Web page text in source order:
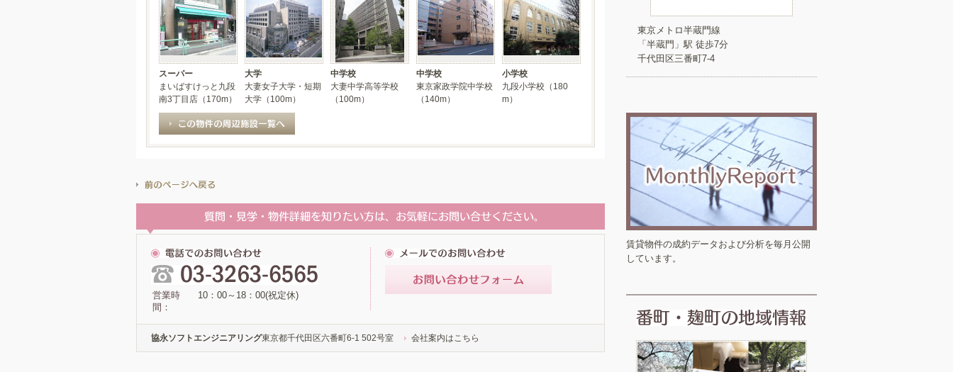
スーパー
まいばすけっと九段
南3丁目店（170m）
大学
大妻女子大学・短期
大学（100m）
中学校
大妻中学高等学校
（100m）
中学校
東京家政学院中学校
（140m）
小学校
九段小学校（180
m）
営業時
間：
10：00～18：00(祝定休)
協永ソフトエンジニアリング東京都千代田区六番町6-1 502号室 会社案内はこちら
東京メトロ半蔵門線
「半蔵門」駅 徒歩7分
千代田区三番町7-4
賃貸物件の成約データおよび分析を毎月公開
しています。